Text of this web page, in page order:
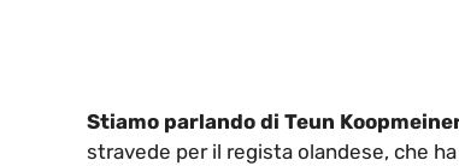
Stiamo parlando di Teun
stravede per il regista olandese, che